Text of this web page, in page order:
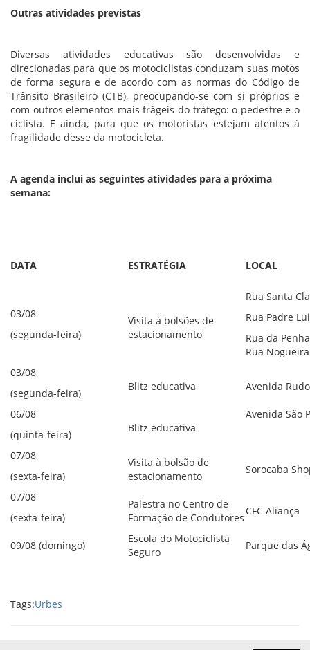
Outras atividades previstas
Diversas atividades educativas são desenvolvidas e
direcionadas para que os motociclistas conduzam suas motos
de forma segura e de acordo com as normas do Código de
Trânsito Brasileiro (CTB), preocupando-se com si próprios e
com outros elementos mais frágeis do tráfego: o pedestre e o
ciclista. E ainda, para que os motoristas estejam atentos à
fragilidade desse da motocicleta.
A agenda inclui as seguintes atividades para a próxima
semana:
DATA ESTRATÉGIA LOCAL
03/08
(segunda-feira)
Visita à bolsões de
estacionamento
Rua Santa
Rua Padre
Rua da
Rua
03/08
(segunda-feira)
Blitz educativa Avenida
06/08
(quinta-feira)
Blitz educativa
Avenida São
07/08
(sexta-feira)
Visita à bolsão de
estacionamento
Sorocaba
07/08
(sexta-feira)
Palestra no Centro de
Formação de Condutores
CFC Aliança
09/08 (domingo)
Escola do Motociclista
Seguro
Parque das
Tags:Urbes